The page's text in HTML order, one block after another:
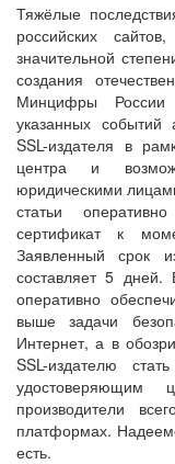
Тяжёлые
российских
значительной
создания
Минцифры России
указанных событий
SSL-издателя в
центра и
юридическими
статьи
сертификат к
Заявленный срок
составляет 5
оперативно
выше задачи
Интернет, а в
SSL-издателю
удостоверяющим
производители
платформах.
есть.